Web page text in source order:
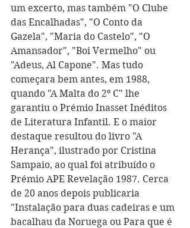
um excerto, mas também "O Clube
das Encalhadas", "O Conto da
Gazela", "Maria do Castelo", "O
Amansador", "Boi Vermelho" ou
"Adeus, Al Capone". Mas tudo
começara bem antes, em 1988,
quando "A Malta do 2º C" lhe
garantiu o Prémio Inasset Inéditos
de Literatura Infantil. E o maior
destaque resultou do livro "A
Herança", ilustrado por Cristina
Sampaio, ao qual foi atribuído o
Prémio APE Revelação 1987. Cerca
de 20 anos depois publicaria
"Instalação para duas cadeiras e um
bacalhau da Noruega ou Para que é